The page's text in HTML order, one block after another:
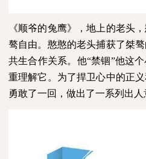
《顺爷的兔鹰》，地上的老头
骜自由。憨憨的老头捕获了桀
共生合作关系。他“禁锢”他这
重理解它。为了捍卫心中的正
勇敢了一回，做出了一系列出